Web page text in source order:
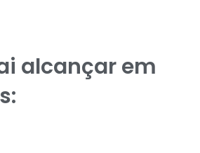
alcançar em